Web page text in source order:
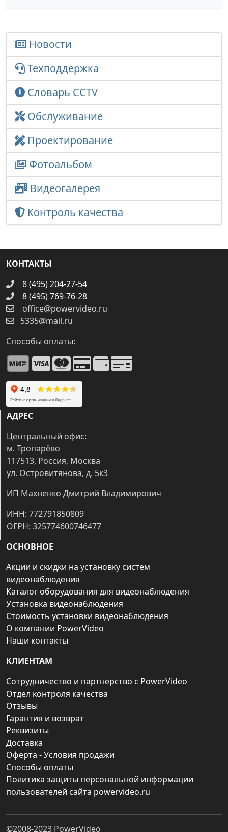
Новости
Техподдержка
Словарь CCTV
Обслуживание
Проектирование
Фотоальбом
Видеогалерея
Контроль качества
КОНТАКТЫ
8 (495) 204-27-54
8 (495) 769-76-28
office@powervideo.ru
5335@mail.ru
Способы оплаты:
АДРЕС
Центральный офис:
м. Тропарёво
117513, Россия, Москва
ул. Островитянова, д. 5к3
ИП Махненко Дмитрий Владимирович
ИНН: 772791850809
ОГРН: 325774600746477
ОСНОВНОЕ
Акции и скидки на установку систем
видеонаблюдения
Каталог оборудования для видеонаблюдения
Установка видеонаблюдения
Стоимость установки видеонаблюдения
О компании PowerVideo
Наши контакты
КЛИЕНТАМ
Сотрудничество и партнерство с PowerVideo
Отдел контроля качества
Отзывы
Гарантия и возврат
Реквизиты
Доставка
Оферта - Условия продажи
Способы оплаты
Политика защиты персональной информации
пользователей сайта powervideo.ru
©2008-2023 PowerVideo